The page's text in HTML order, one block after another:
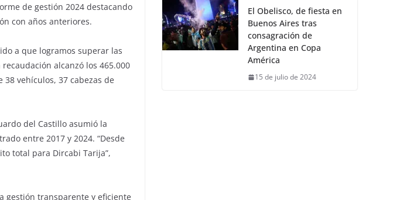
de gestión 2024 destacando
con años anteriores.
a que logramos superar las
alcanzó los 465.000
vehículos, 37 cabezas de
del Castillo asumió la
entre 2017 y 2024. “Desde
total para Dircabi Tarija”,
gestión transparente y eficiente
El Obelisco, de fiesta en
Buenos Aires tras
consagración de
Argentina en Copa
América
15 de julio de 2024